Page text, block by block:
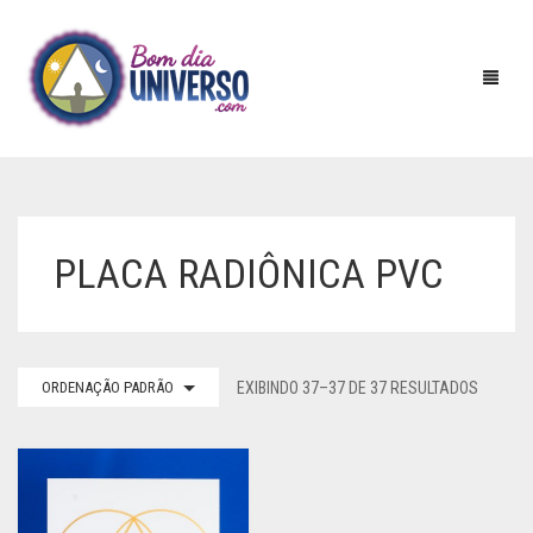
PIRÂMIDES
BATERIA
COBRE
CRISTAL
ADESIVO
AURIMETRO
BUSSOLAS
DEFUMADORES
INCENSARIOS
AROMAS E ESSENCIAS
PLACA RADIÔNICA PVC
ORDENAÇÃO PADRÃO EXIBINDO 37–37 DE 37 RESULTADOS